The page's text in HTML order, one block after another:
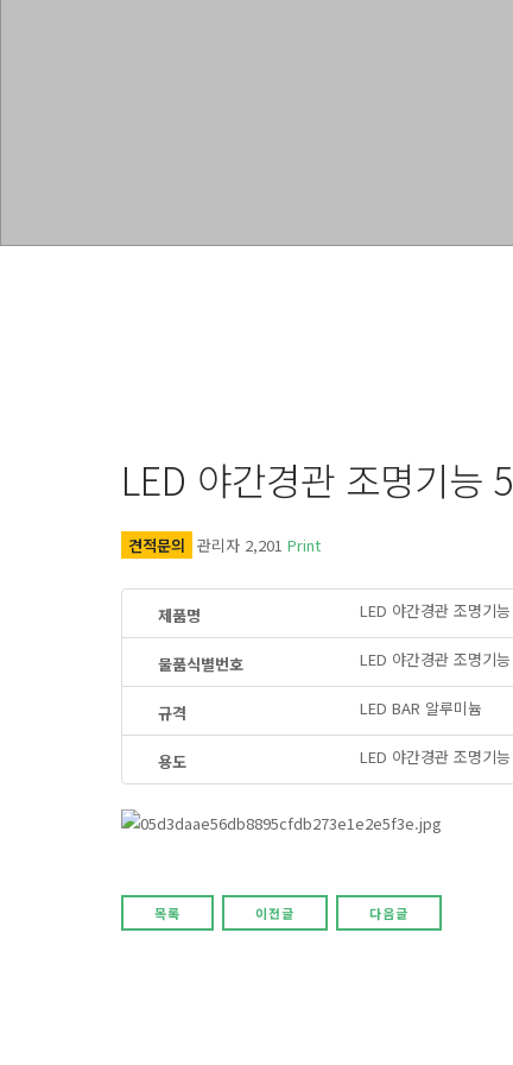
LED 야간경관 조명기능 5
견적문의 관리자 2,201 Print
제품명 LED 야간경관 조명기능
물품식별번호 LED 야간경관 조명기능
규격 LED BAR 알루미늄
용도 LED 야간경관 조명기능
목록 이전글 다음글